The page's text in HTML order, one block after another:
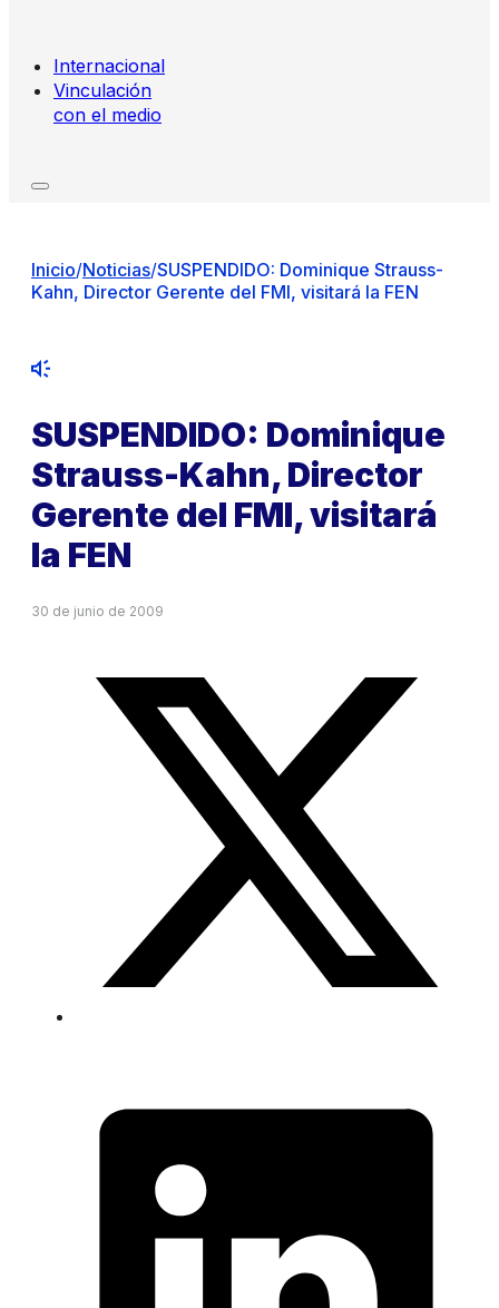
Internacional
Vinculación
con el medio
Inicio/Noticias/SUSPENDIDO: Dominique Strauss-
Kahn, Director Gerente del FMI, visitará la FEN
SUSPENDIDO: Dominique
Strauss-Kahn, Director
Gerente del FMI, visitará
la FEN
30 de junio de 2009